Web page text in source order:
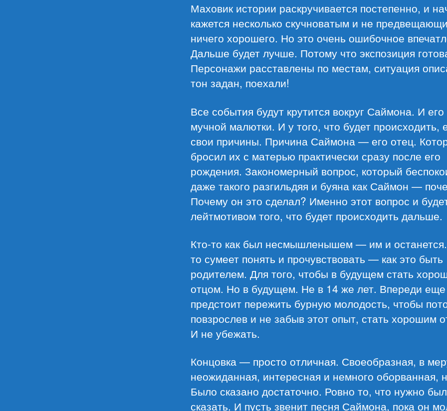
Маховик истории раскручивается постепенно, и
кажется несколько скучноватым и не
ничего хорошего. Но это очень ошибочное
Дальше будет лучше. Потому что экспозиция
Персонажи расставлены по местам, ситуация
тон задан, поехали!
Все события будут крутится вокруг Саймона. И его
мучной малютки. И у того, что будет происходить,
свои причины. Причина Саймона — его отец.
бросил их с матерью практически сразу после его
рождения. Закономерный вопрос, который
даже такого разгильдяя и буяна как Саймон —
Почему он это сделал? Именно этот вопрос и
лейтмотивом того, что будет происходить дальше.
Кто-то как был несмышленышем — им и
то сумеет понять и прочувствовать — как это быть
родителем. Для того, чтобы в будущем стать
отцом. Но в будущем. Не в 14 же лет. Впереди еще
предстоит пережить бурную молодость, чтобы
повзрослев и не забыв этот опыт, стать хорошим
И не убежать.
Концовка — просто отличная. Своеобразная, в
неожиданная, интересная и немного оборванная,
Было сказано достаточно. Ровно то, что нужно
сказать. И пусть звенит песня Саймона, пока он